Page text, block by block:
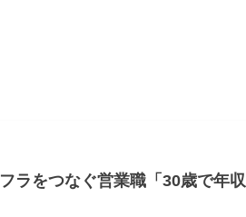
ラをつなぐ営業職「30歳で年